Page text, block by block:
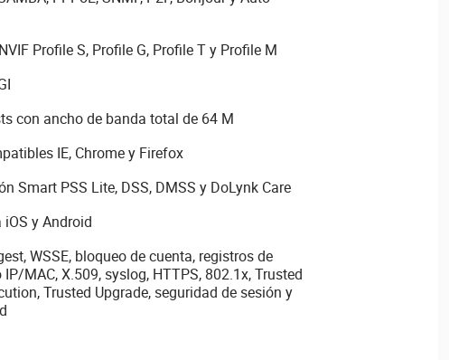
Profile S, Profile G, Profile T y Profile M
con ancho de banda total de 64 M
IE, Chrome y Firefox
Smart PSS Lite, DSS, DMSS y DoLynk Care
y Android
WSSE, bloqueo de cuenta, registros de
MAC, X.509, syslog, HTTPS, 802.1x, Trusted
Trusted Upgrade, seguridad de sesión y